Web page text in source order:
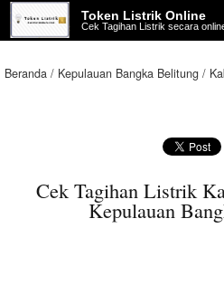
Token Listrik Online
Cek Tagihan Listrik secara
Beranda Kepulauan Bangka Belitung
Cek Tagihan Listrik
Kepulauan